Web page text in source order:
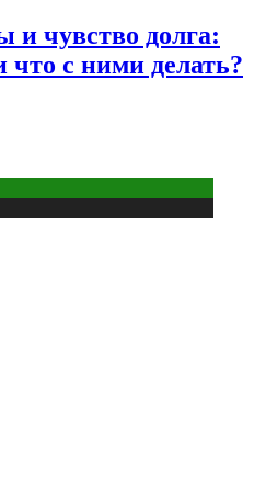
и чувство долга:
с ними делать?